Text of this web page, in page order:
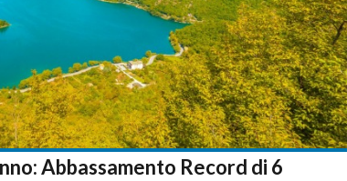
Abbassamento Record di 6